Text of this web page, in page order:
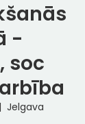
-
soc
Jelgava